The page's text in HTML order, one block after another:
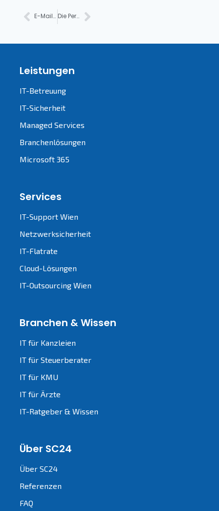
E-Mail Archivierung & Dokumentenarchivierung für Unternehmen Die Perfekte IT-Betreuung für Ihr Unternehmen
Leistungen
IT-Betreuung
IT-Sicherheit
Managed Services
Branchenlösungen
Microsoft 365
Services
IT-Support Wien
Netzwerksicherheit
IT-Flatrate
Cloud-Lösungen
IT-Outsourcing Wien
Branchen & Wissen
IT für Kanzleien
IT für Steuerberater
IT für KMU
IT für Ärzte
IT-Ratgeber & Wissen
Über SC24
Über SC24
Referenzen
FAQ